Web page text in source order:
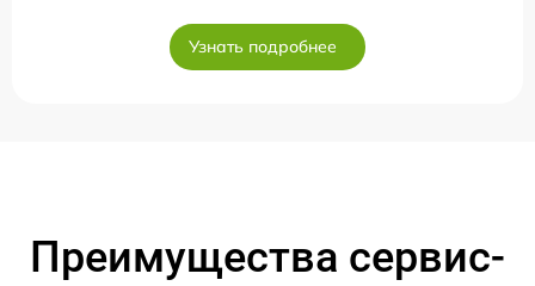
Узнать подробнее
Преимущества сервис-